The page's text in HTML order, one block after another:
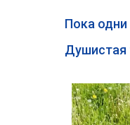
Пока
Душистая